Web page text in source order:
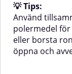
💡 Tips:
Använd
polermedel
eller borsta
öppna och